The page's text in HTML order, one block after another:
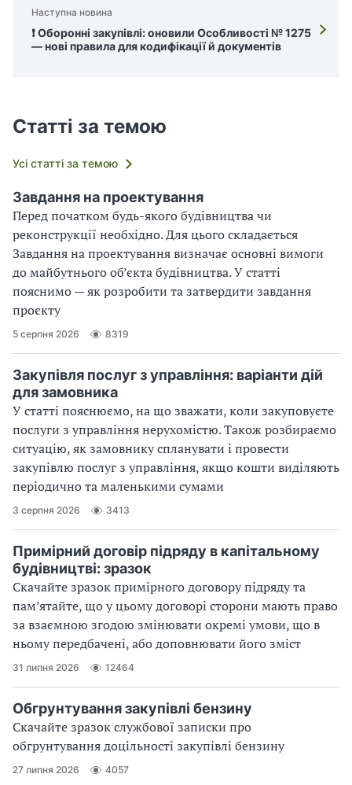
Наступна новина
❗️ Оборонні закупівлі: оновили Особливості № 1275
— нові правила для кодифікації й документів
Статті за темою
Усі статті за темою
Завдання на проектування
Перед початком будь-якого будівництва чи
реконструкції необхідно. Для цього складається
Завдання на проектування визначає основні вимоги
до майбутнього об’єкта будівництва. У статті
пояснимо — як розробити та затвердити завдання
проєкту
5 серпня 2026 8319
Закупівля послуг з управління: варіанти дій
для замовника
У статті пояснюємо, на що зважати, коли закуповуєте
послуги з управління нерухомістю. Також розбираємо
ситуацію, як замовнику спланувати і провести
закупівлю послуг з управління, якщо кош­ти виділяють
періодично та маленькими сумами
3 серпня 2026 3413
Примірний договір підряду в капітальному
будівництві: зразок
Скачайте зразок примірного договору підряду та
пам’ятайте, що у цьому договорі сторони мають право
за взаємною згодою змінювати окремі умови, що в
ньому передбачені, або доповнювати його зміст
31 липня 2026 12464
Обгрунтування закупівлі бензину
Скачайте зразок службової записки про
обгрунтування доцільності закупівлі бензину
27 липня 2026 4057